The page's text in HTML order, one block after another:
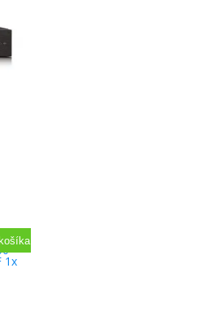
1x